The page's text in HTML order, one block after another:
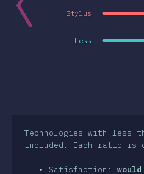
Features
Selektoren
in-JS
Less
Stylus
Technologies with less
included. Each ratio is
Satisfaction: